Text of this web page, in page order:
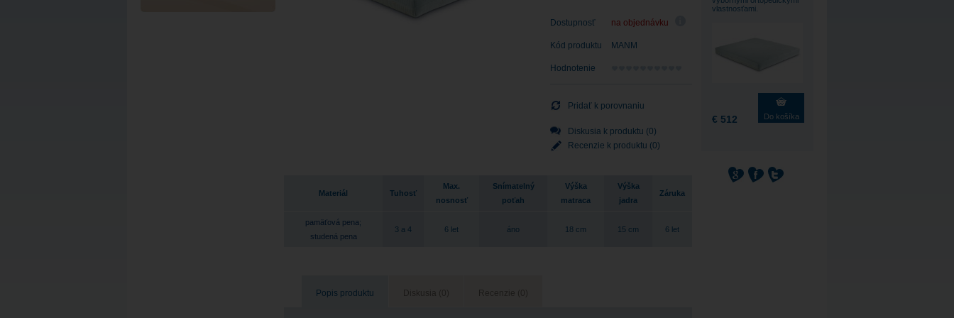
Dostupnosť na objednávku
Kód produktu MANM
Hodnotenie
Pridať k porovnaniu
Diskusia k produktu (0)
Recenzie k produktu (0)
Materiál Tuhosť
Max.
nosnosť
Snímatelný
poťah
Výška
matraca
Výška
jadra
Záruka
pamäťová pena;
studená pena
3 a 4 6 let áno 18 cm 15 cm 6 let
Popis produktu
vlastnosťami.
€ 512 Do košíka